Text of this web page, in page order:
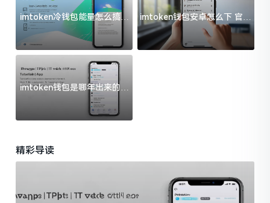
imtoken冷钱包能量怎么搞？
过来人告诉你门道
imtoken钱包安卓怎么下 官方
渠道避坑指南
imtoken钱包是哪年出来的？
一文给你说清楚
精彩导读